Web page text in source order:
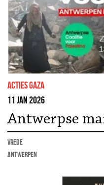
Acties Gaza
11 jan 2026
Antwerpse
vrede
Antwerpen